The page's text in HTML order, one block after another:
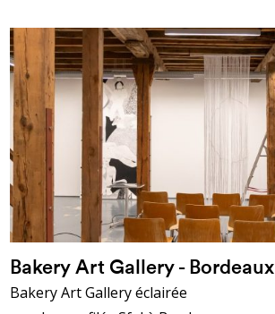
Bakery Art Gallery - Bordeaux
Bakery Art Gallery éclairée